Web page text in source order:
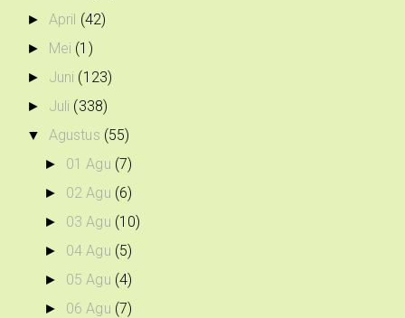
► April (42)
► Mei (1)
► Juni (123)
► Juli (338)
▼ Agustus (55)
► 01 Agu (7)
► 02 Agu (6)
► 03 Agu (10)
► 04 Agu (5)
► 05 Agu (4)
► 06 Agu (7)